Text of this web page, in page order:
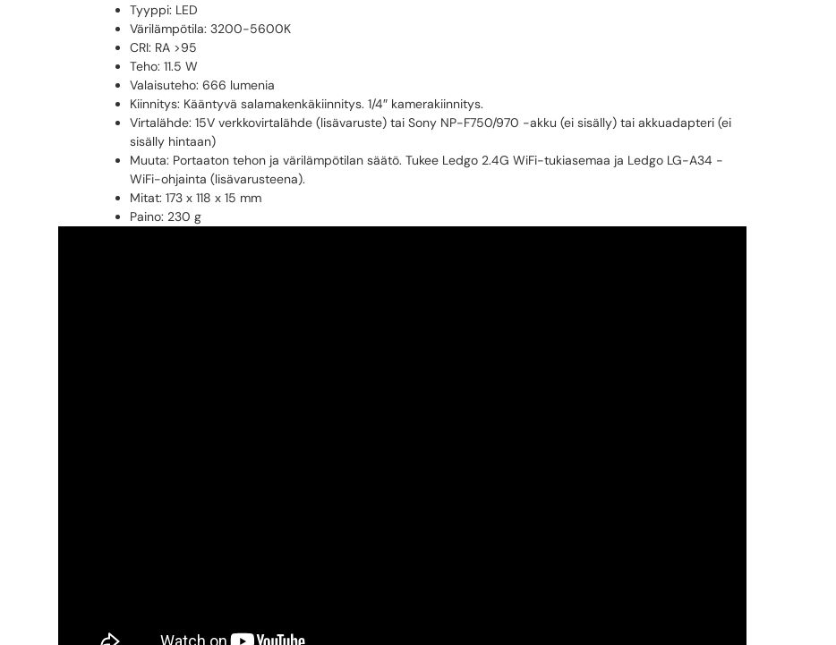
Tyyppi: LED
Värilämpötila: 3200-5600K
CRI: RA >95
Teho: 11.5 W
Valaisuteho: 666 lumenia
Kiinnitys: Kääntyvä salamakenkäkiinnitys. 1/4″ kamerakiinnitys.
Virtalähde: 15V verkkovirtalähde (lisävaruste) tai Sony NP-F750/970 -akku (ei sisälly) tai akkuadapteri (ei
sisälly hintaan)
Muuta: Portaaton tehon ja värilämpötilan säätö. Tukee Ledgo 2.4G WiFi-tukiasemaa ja Ledgo LG-A34 -
WiFi-ohjainta (lisävarusteena).
Mitat: 173 x 118 x 15 mm
Paino: 230 g